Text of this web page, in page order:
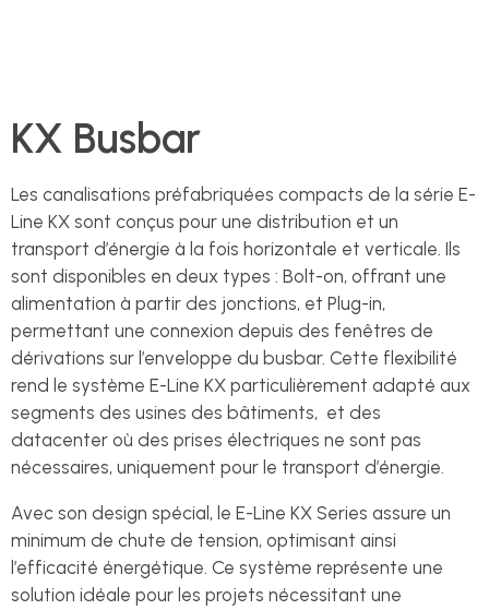
KX Busbar
Les canalisations préfabriquées compacts de la série E-
Line KX sont conçus pour une distribution et un
transport d’énergie à la fois horizontale et verticale. Ils
sont disponibles en deux types : Bolt-on, offrant une
alimentation à partir des jonctions, et Plug-in,
permettant une connexion depuis des fenêtres de
dérivations sur l’enveloppe du busbar. Cette flexibilité
rend le système E-Line KX particulièrement adapté aux
segments des usines des bâtiments, et des
datacenter où des prises électriques ne sont pas
nécessaires, uniquement pour le transport d’énergie.
Avec son design spécial, le E-Line KX Series assure un
minimum de chute de tension, optimisant ainsi
l’efficacité énergétique. Ce système représente une
solution idéale pour les projets nécessitant une